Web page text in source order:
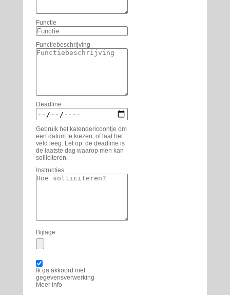
Functie
Functiebeschrijving
Deadline
Gebruik het kalendericoontje om
een datum te kiezen, of laat het
veld leeg. Let op: de deadline is
de laatste dag waarop men kan
solliciteren.
Instructies
Bijlage
Ik ga akkoord met
gegevensverwerking
Meer info